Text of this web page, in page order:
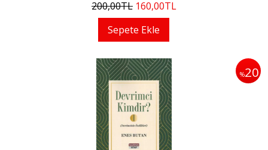
200,00TL 160,00TL
Sepete Ekle
%20